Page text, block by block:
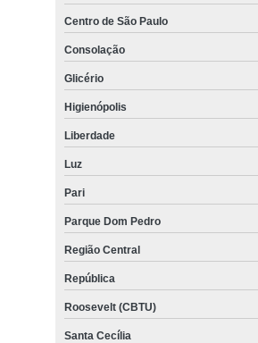
Centro de São Paulo
Consolação
Glicério
Higienópolis
Liberdade
Luz
Pari
Parque Dom Pedro
Região Central
República
Roosevelt (CBTU)
Santa Cecília